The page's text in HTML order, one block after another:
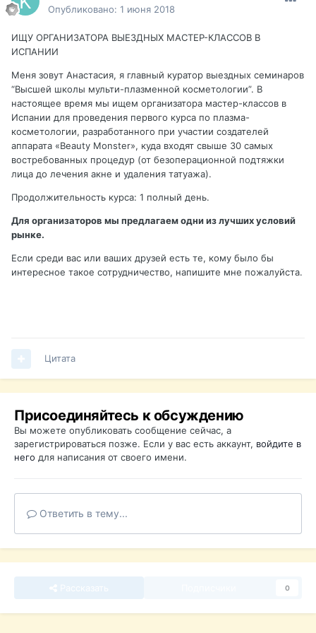
Опубликовано: 1 июня 2018
ИЩУ ОРГАНИЗАТОРА ВЫЕЗДНЫХ МАСТЕР-КЛАССОВ В
ИСПАНИИ
Меня зовут Анастасия, я главный куратор выездных семинаров
“Высшей школы мульти-плазменной косметологии”. В
настоящее время мы ищем организатора мастер-классов в
Испании для проведения первого курса по плазма-
косметологии, разработанного при участии создателей
аппарата «Beauty Monster», куда входят свыше 30 самых
востребованных процедур (от безоперационной подтяжки
лица до лечения акне и удаления татуажа).
Продолжительность курса: 1 полный день.
Для организаторов мы предлагаем одни из лучших условий
рынке.
Если среди вас или ваших друзей есть те, кому было бы
интересное такое сотрудничество, напишите мне пожалуйста.
Цитата
Присоединяйтесь к обсуждению
Вы можете опубликовать сообщение сейчас, а
зарегистрироваться позже. Если у вас есть аккаунт, войдите в
него для написания от своего имени.
Ответить в тему...
0